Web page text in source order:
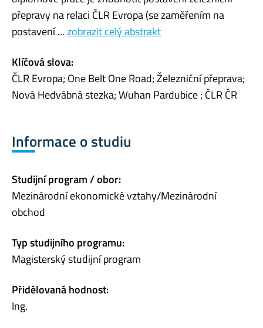
přepravy na relaci ČLR Evropa (se zaměřením na
postavení ...zobrazit celý abstrakt
Klíčová slova:
ČLR Evropa; One Belt One Road; Železniční přeprava;
Nová Hedvábná stezka; Wuhan Pardubice ; ČLR ČR
Informace o studiu
Studijní program / obor:
Mezinárodní ekonomické vztahy/Mezinárodní
obchod
Typ studijního programu:
Magisterský studijní program
Přidělovaná hodnost:
Ing.